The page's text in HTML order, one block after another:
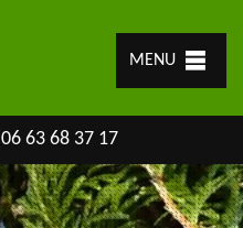
MENU
06 63 68 37 17